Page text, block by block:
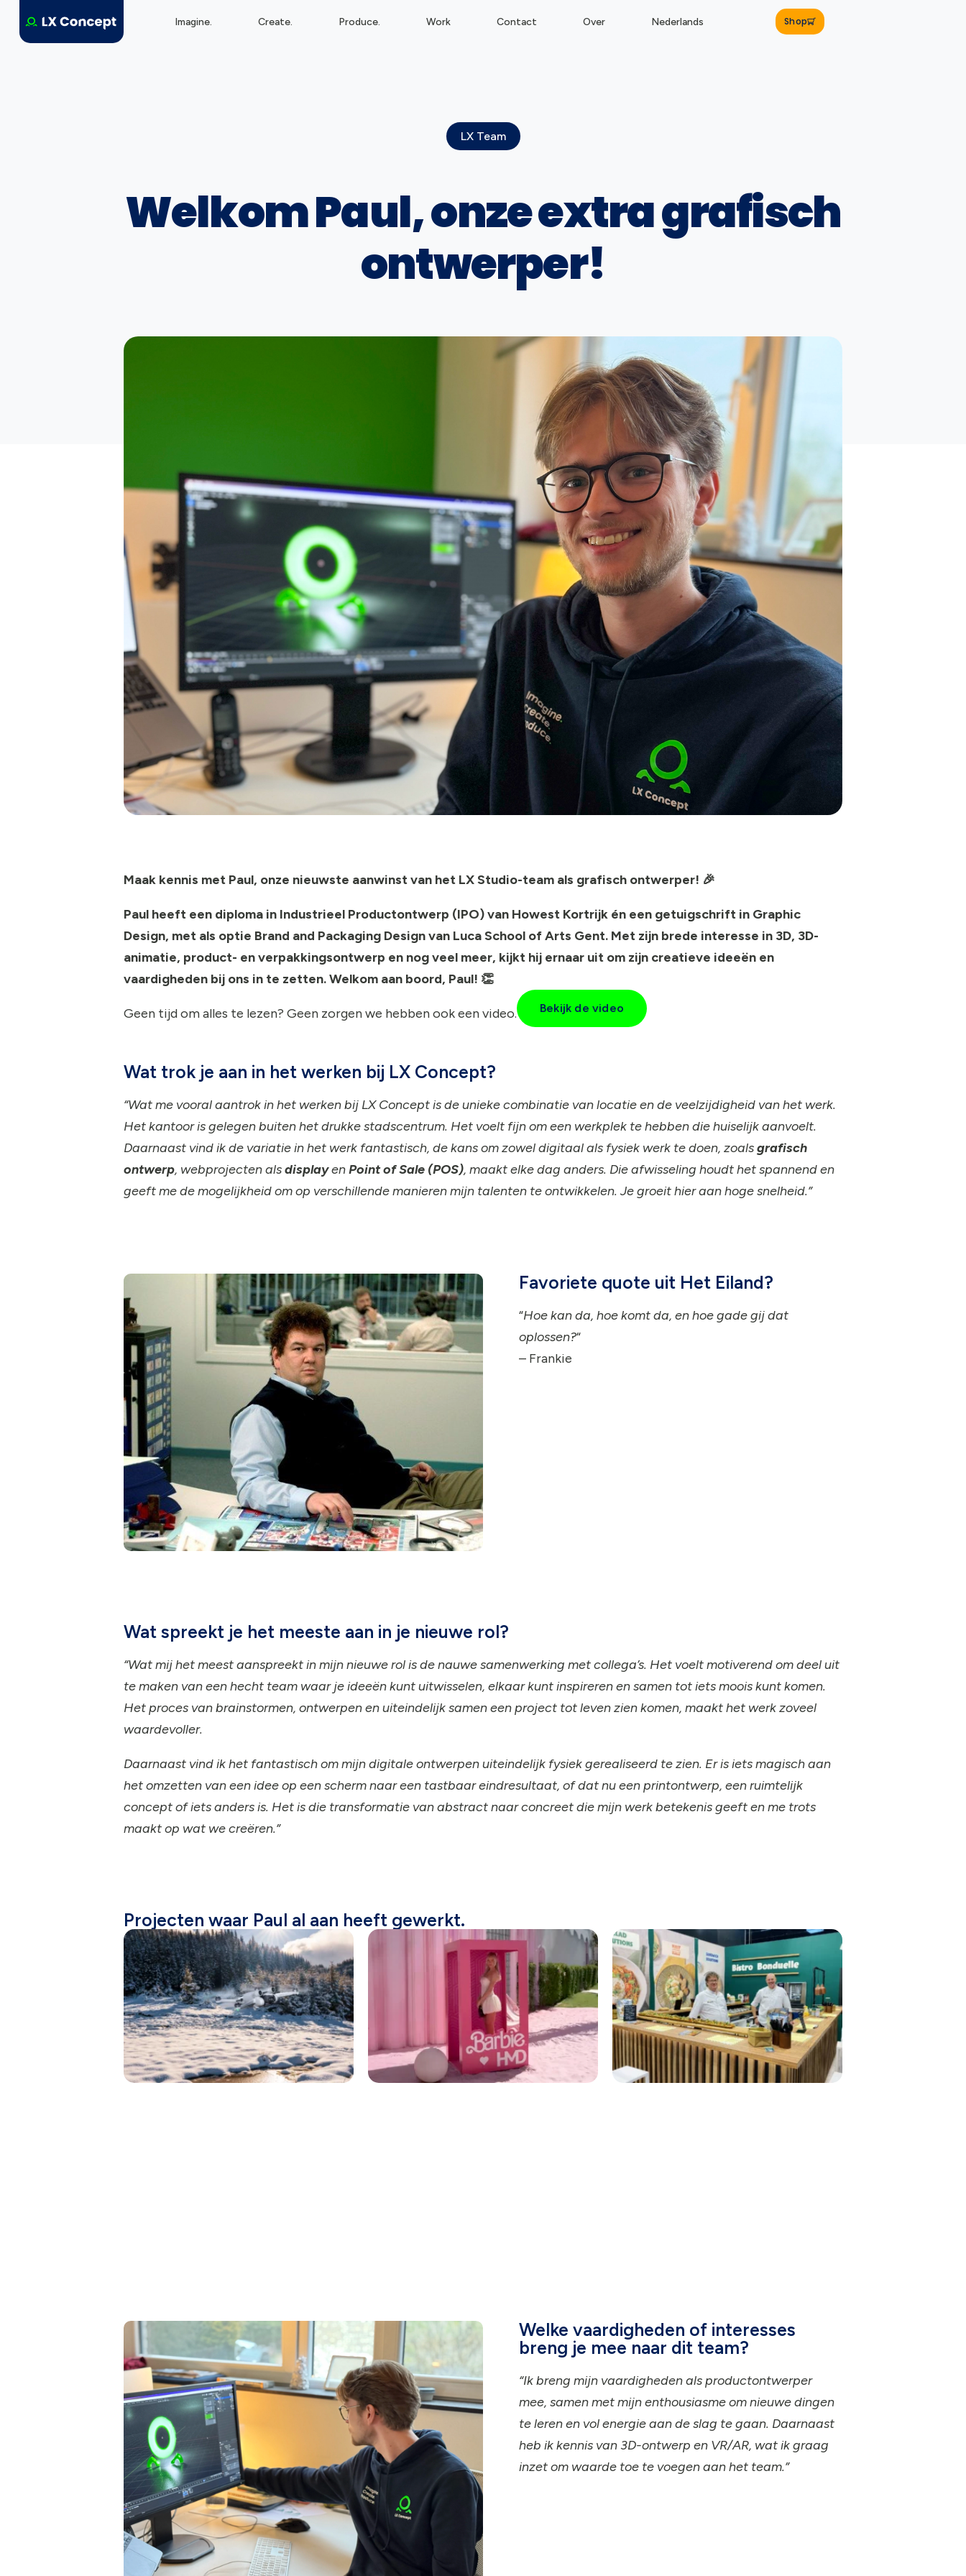
Shop
Imagine. Create. Produce. Work Contact Over Nederlands
LX Team
Welkom Paul, onze extra grafisch
ontwerper!
Maak kennis met Paul, onze nieuwste aanwinst van het LX Studio-team als grafisch ontwerper! 🎉
Paul heeft een diploma in Industrieel Productontwerp (IPO) van Howest Kortrijk én een getuigschrift in Graphic
Design, met als optie Brand and Packaging Design van Luca School of Arts Gent. Met zijn brede interesse in 3D, 3D-
animatie, product- en verpakkingsontwerp en nog veel meer, kijkt hij ernaar uit om zijn creatieve ideeën en
vaardigheden bij ons in te zetten. Welkom aan boord, Paul! 👏
Geen tijd om alles te lezen? Geen zorgen we hebben ook een video. Bekijk de video
Wat trok je aan in het werken bij LX Concept?
“Wat me vooral aantrok in het werken bij LX Concept is de unieke combinatie van locatie en de veelzijdigheid van het werk.
Het kantoor is gelegen buiten het drukke stadscentrum. Het voelt fijn om een werkplek te hebben die huiselijk aanvoelt.
Daarnaast vind ik de variatie in het werk fantastisch, de kans om zowel digitaal als fysiek werk te doen, zoalsgrafisch
ontwerp, webprojecten alsdisplayenPoint of Sale (POS), maakt elke dag anders. Die afwisseling houdt het spannend en
geeft me de mogelijkheid om op verschillende manieren mijn talenten te ontwikkelen. Je groeit hier aan hoge snelheid.”
Favoriete quote uit Het Eiland?
“Hoe kan da, hoe komt da, en hoe gade gij dat
oplossen?“
– Frankie
Wat spreekt je het meeste aan in je nieuwe rol?
“Wat mij het meest aanspreekt in mijn nieuwe rol is de nauwe samenwerking met collega’s. Het voelt motiverend om deel uit
te maken van een hecht team waar je ideeën kunt uitwisselen, elkaar kunt inspireren en samen tot iets moois kunt komen.
Het proces van brainstormen, ontwerpen en uiteindelijk samen een project tot leven zien komen, maakt het werk zoveel
waardevoller.
Daarnaast vind ik het fantastisch om mijn digitale ontwerpen uiteindelijk fysiek gerealiseerd te zien. Er is iets magisch aan
het omzetten van een idee op een scherm naar een tastbaar eindresultaat, of dat nu een printontwerp, een ruimtelijk
concept of iets anders is. Het is die transformatie van abstract naar concreet die mijn werk betekenis geeft en me trots
maakt op wat we creëren.”
Projecten waar Paul al aan heeft gewerkt.
Welke vaardigheden of interesses
breng je mee naar dit team?
“Ik breng mijn vaardigheden als productontwerper
mee, samen met mijn enthousiasme om nieuwe dingen
te leren en vol energie aan de slag te gaan. Daarnaast
heb ik kennis van 3D-ontwerp en VR/AR, wat ik graag
inzet om waarde toe te voegen aan het team.”